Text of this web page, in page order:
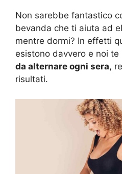
Non sarebbe fantastico
bevanda che ti aiuta ad
mentre dormi? In effetti
esistono davvero e noi
da alternare ogni sera,
risultati.